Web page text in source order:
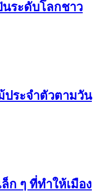
ระดับโลกชาว
ประจำตัวตามวัน
ก ๆ ที่ทำให้เมือง